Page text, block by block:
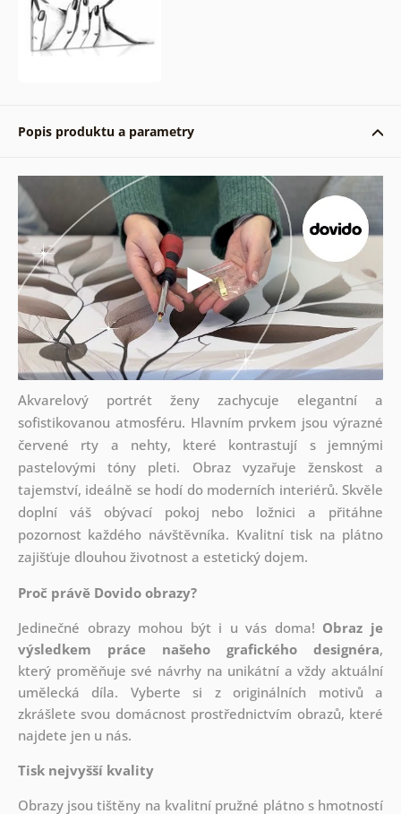
Popis produktu a parametry
Akvarelový portrét ženy zachycuje elegantní a
sofistikovanou atmosféru. Hlavním prvkem jsou výrazné
červené rty a nehty, které kontrastují s jemnými
pastelovými tóny pleti. Obraz vyzařuje ženskost a
tajemství, ideálně se hodí do moderních interiérů. Skvěle
doplní váš obývací pokoj nebo ložnici a přitáhne
pozornost každého návštěvníka. Kvalitní tisk na plátno
zajišťuje dlouhou životnost a estetický dojem.
Proč právě Dovido obrazy?
Jedinečné obrazy mohou být i u vás doma! Obraz je
výsledkem práce našeho grafického designéra,
který proměňuje své návrhy na unikátní a vždy aktuální
umělecká díla. Vyberte si z originálních motivů a
zkrášlete svou domácnost prostřednictvím obrazů, které
najdete jen u nás.
Tisk nejvyšší kvality
Obrazy jsou tištěny na kvalitní pružné plátno s hmotností